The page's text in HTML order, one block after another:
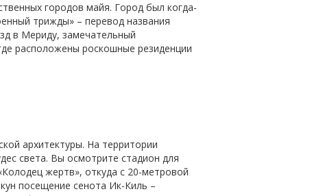
городов майя. Город был когда-
трижды» – перевод названия
в Мериду, замечательный
расположены роскошные резиденции
архитектуры. На территории
света. Вы осмотрите стадион для
жертв», откуда с 20-метровой
посещение сенота Ик-Киль –